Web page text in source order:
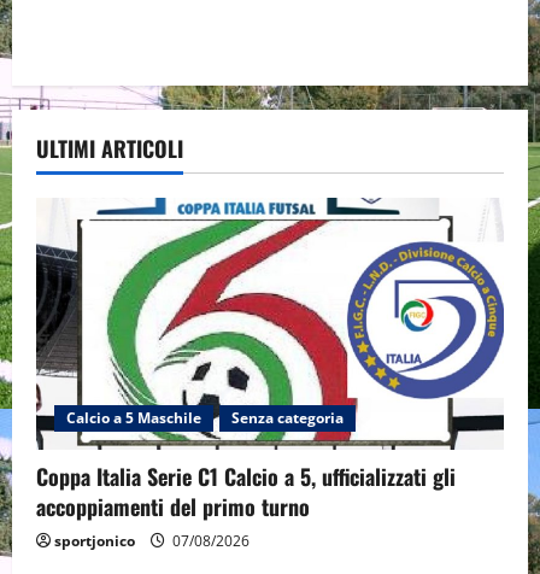
ULTIMI ARTICOLI
Calcio a 5 Maschile Senza categoria
Coppa Italia Serie C1 Calcio a 5, ufficializzati gli
accoppiamenti del primo turno
sportjonico 07/08/2026